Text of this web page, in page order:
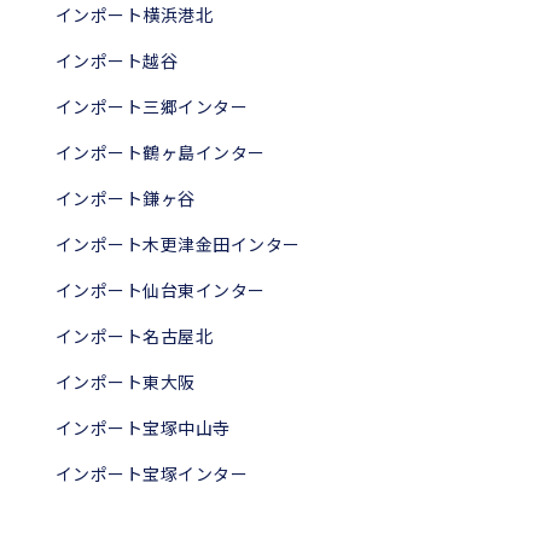
インポート横浜港北
インポート越谷
インポート三郷インター
インポート鶴ヶ島インター
インポート鎌ヶ谷
インポート木更津金田インター
インポート仙台東インター
インポート名古屋北
インポート東大阪
インポート宝塚中山寺
インポート宝塚インター